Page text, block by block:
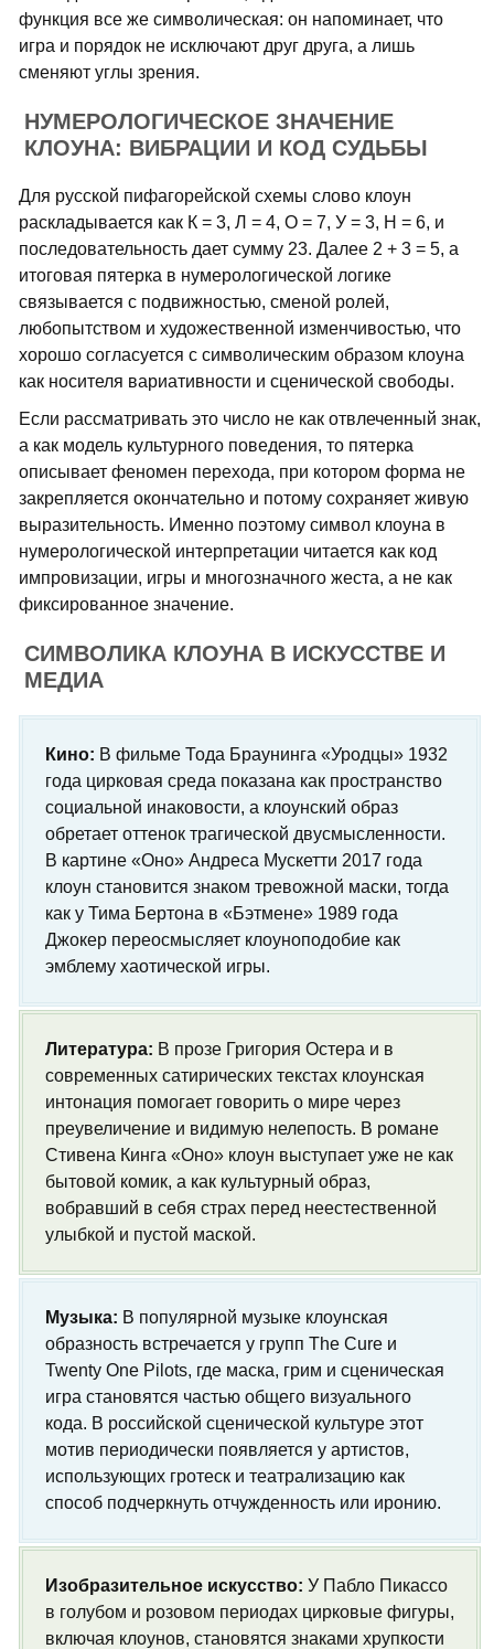
функция все же символическая: он напоминает, что
игра и порядок не исключают друг друга, а лишь
сменяют углы зрения.
НУМЕРОЛОГИЧЕСКОЕ ЗНАЧЕНИЕ
КЛОУНА: ВИБРАЦИИ И КОД СУДЬБЫ
Для русской пифагорейской схемы слово клоун
раскладывается как К = 3, Л = 4, О = 7, У = 3, Н = 6, и
последовательность дает сумму 23. Далее 2 + 3 = 5, а
итоговая пятерка в нумерологической логике
связывается с подвижностью, сменой ролей,
любопытством и художественной изменчивостью, что
хорошо согласуется с символическим образом клоуна
как носителя вариативности и сценической свободы.
Если рассматривать это число не как отвлеченный знак,
а как модель культурного поведения, то пятерка
описывает феномен перехода, при котором форма не
закрепляется окончательно и потому сохраняет живую
выразительность. Именно поэтому символ клоуна в
нумерологической интерпретации читается как код
импровизации, игры и многозначного жеста, а не как
фиксированное значение.
СИМВОЛИКА КЛОУНА В ИСКУССТВЕ И
МЕДИА
Кино: В фильме Тода Браунинга «Уродцы» 1932
года цирковая среда показана как пространство
социальной инаковости, а клоунский образ
обретает оттенок трагической двусмысленности.
В картине «Оно» Андреса Мускетти 2017 года
клоун становится знаком тревожной маски, тогда
как у Тима Бертона в «Бэтмене» 1989 года
Джокер переосмысляет клоуноподобие как
эмблему хаотической игры.
Литература: В прозе Григория Остера и в
современных сатирических текстах клоунская
интонация помогает говорить о мире через
преувеличение и видимую нелепость. В романе
Стивена Кинга «Оно» клоун выступает уже не как
бытовой комик, а как культурный образ,
вобравший в себя страх перед неестественной
улыбкой и пустой маской.
Музыка: В популярной музыке клоунская
образность встречается у групп The Cure и
Twenty One Pilots, где маска, грим и сценическая
игра становятся частью общего визуального
кода. В российской сценической культуре этот
мотив периодически появляется у артистов,
использующих гротеск и театрализацию как
способ подчеркнуть отчужденность или иронию.
Изобразительное искусство: У Пабло Пикассо
в голубом и розовом периодах цирковые фигуры,
включая клоунов, становятся знаками хрупкости